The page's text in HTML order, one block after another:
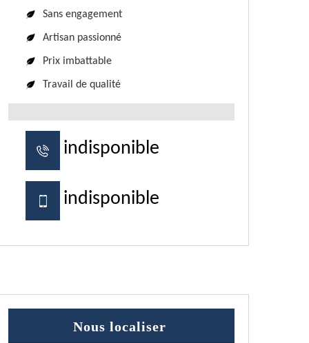
Sans engagement
Artisan passionné
Prix imbattable
Travail de qualité
indisponible
indisponible
Nous localiser